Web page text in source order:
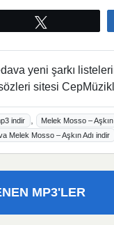
yeni şarkı
sitesi
indir Melek Mosso –
Melek Mosso – Aşkın Adı indir
MP3'LER